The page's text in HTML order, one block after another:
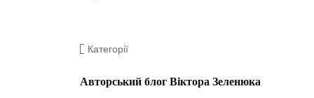
Категорії
Авторський блог Віктора Зеленюка